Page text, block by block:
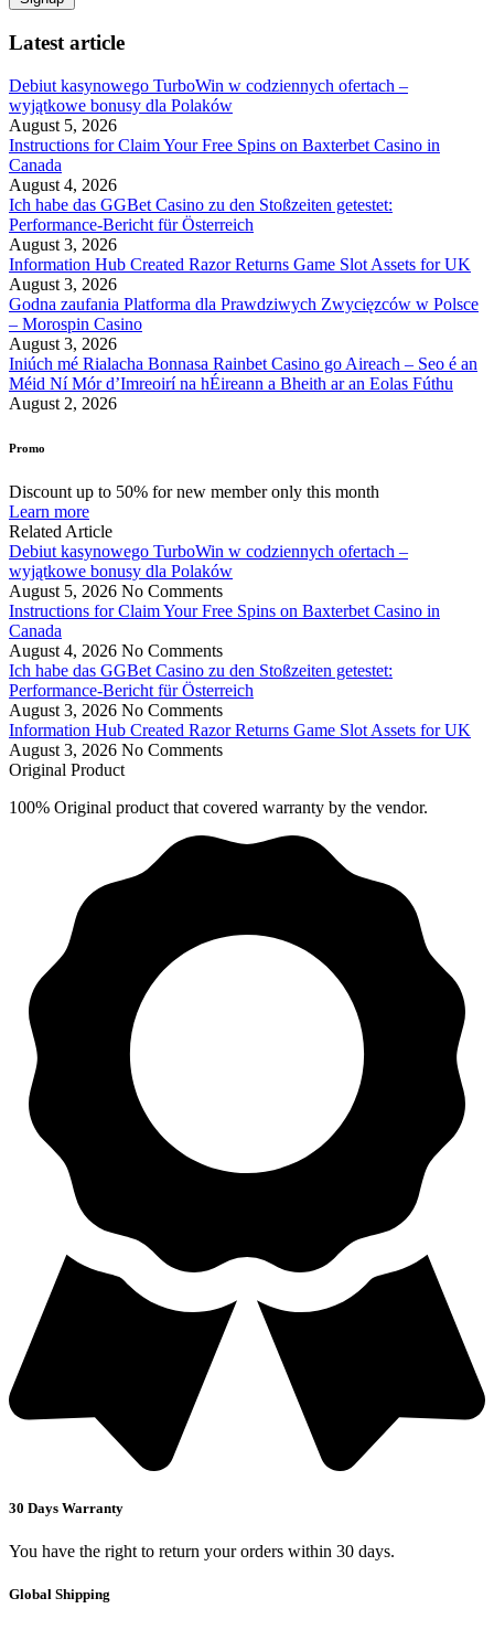
Latest article
Debiut kasynowego TurboWin w codziennych ofertach –
wyjątkowe bonusy dla Polaków
August 5, 2026
Instructions for Claim Your Free Spins on Baxterbet Casino in
Canada
August 4, 2026
Ich habe das GGBet Casino zu den Stoßzeiten getestet:
Performance-Bericht für Österreich
August 3, 2026
Information Hub Created Razor Returns Game Slot Assets for UK
August 3, 2026
Godna zaufania Platforma dla Prawdziwych Zwycięzców w Polsce
– Morospin Casino
August 3, 2026
Iniúch mé Rialacha Bonnasa Rainbet Casino go Aireach – Seo é an
Méid Ní Mór d’Imreoirí na hÉireann a Bheith ar an Eolas Fúthu
August 2, 2026
Promo
Discount up to 50% for new member only this month
Learn more
Related Article
Debiut kasynowego TurboWin w codziennych ofertach –
wyjątkowe bonusy dla Polaków
August 5, 2026 No Comments
Instructions for Claim Your Free Spins on Baxterbet Casino in
Canada
August 4, 2026 No Comments
Ich habe das GGBet Casino zu den Stoßzeiten getestet:
Performance-Bericht für Österreich
August 3, 2026 No Comments
Information Hub Created Razor Returns Game Slot Assets for UK
August 3, 2026 No Comments
Original Product
100% Original product that covered warranty by the vendor.
30 Days Warranty
You have the right to return your orders within 30 days.
Global Shipping